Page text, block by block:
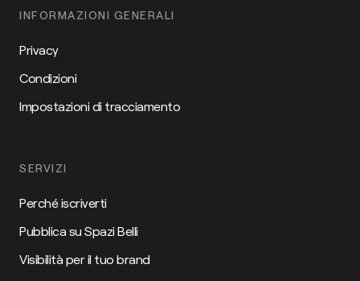
INFORMAZIONI GENERALI
Privacy
Condizioni
Impostazioni di tracciamento
SERVIZI
Perché iscriverti
Pubblica su Spazi Belli
Visibilità per il tuo brand